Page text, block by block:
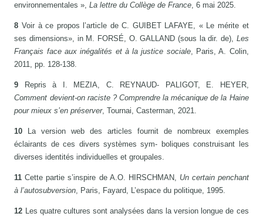
environnementales »,La lettre du Collège de France, 6 mai 2025.
8Voir à ce propos l’article de C. GUIBET LAFAYE, « Le mérite et
ses dimensions», in M. FORSÉ, O. GALLAND (sous la dir. de), Les
Français face aux inégalités et à la justice sociale, Paris, A. Colin,
2011, pp. 128-138.
9
Repris à I. MEZIA, C. REYNAUD- PALIGOT, E. HEYER,
Comment devient-on raciste ? Comprendre la mécanique de la Haine
pour mieux s’en préserver, Tournai, Casterman, 2021.
10
La version web des articles fournit de nombreux exemples
éclairants de ces divers systèmes sym- boliques construisant les
diverses identités individuelles et groupales.
11Cette partie s’inspire de A.O. HIRSCHMAN, Un certain penchant
à l’autosubversion, Paris, Fayard, L’espace du politique, 1995.
12 Les quatre cultures sont analysées dans la version longue de ces